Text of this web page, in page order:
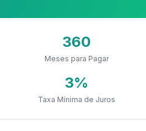
360
Meses para Pagar
3%
Taxa Mínima de Juros